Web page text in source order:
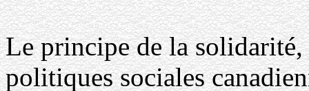
Le principe de la solidarité,
politiques sociales